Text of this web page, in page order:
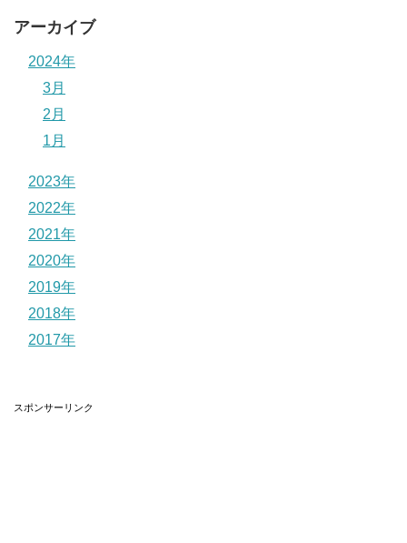
アーカイブ
2024年
3月
2月
1月
2023年
2022年
2021年
2020年
2019年
2018年
2017年
スポンサーリンク